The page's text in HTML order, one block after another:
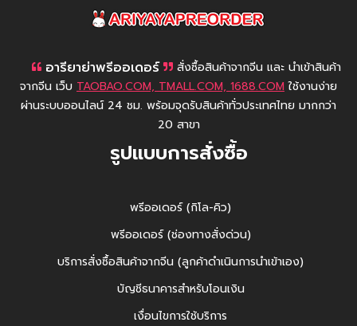
AriyayaPreorder
อารียาย่าพรีออเดอร์
สั่งซื้อสินค้าจากจีน และ นำเข้าสินค้า
จากจีน เว็บ TAOBAO.COM, TMALL.COM, 1688.COMใช้งานง่าย
ผ่านระบบออนไลน์ 24 ชม. พร้อมจุดรับสินค้าทั่วประเทศไทย มากกว่า
20 สาขา
รูปแบบการสั่งซื้อ
พรีออเดอร์ (กิโล-คิว)
พรีออเดอร์ (ช่องทางสั่งด่วน)
บริการสั่งซื้อสินค้าจากจีน (ลูกค้าดำเนินการนำเข้าเอง)
บัญชีธนาคารสำหรับโอนเงิน
เงื่อนไขการใช้บริการ